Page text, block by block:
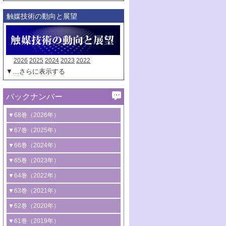
触媒技術の動向と展望
2026 2025 2024 2023 2022
▼…さらに表示する
バックナンバー
▼68巻（2026年）
1号 過酸化水素合成に関する研究動向
2号 コンピューター技術により加速する
触媒開発
3号 有機分子変換やCO 資源化のための
光触媒に関する最近の研究
B号 第137回触媒討論会（2026年）
▼67巻（2025年）
1号 CO
水素化によるグリーン燃料/グリ
ーンケミカル製造
2号 水素製造のための水分解技術に関す
る最近の研究
3号 オレフィン系樹脂の精密合成に関す
る最新技術
4号 アルコール類の効率的変換を実現す
▼66巻（2024年）
1号 低次元ナノ構造を有する触媒材料
2号 規制反応場を活用した固体触媒研究
の新展開
3号 未踏分子変換を目指した酸化触媒プ
ロセスの最前線
4号 シンクロトロン放射光および中性子
▼65巻（2023年）
1号 炭素が関わる触媒機能
2号 プラスチックケミカルリサイクルの
ための触媒技術
3号 非酸化物系金属化合物を基盤とした
▼64巻（2022年）
1号 合成ガス製造とCOを用いるケミカル
ズ合成の最新動向
2号 化学品合成のための合金触媒開発
▼63巻（2021年）
1号 金触媒の新展開
2号 ペロブスカイト
▼62巻（2020年）
1号 触媒設計を拓く欠陥構造のキャラク
▼61巻（2019年）